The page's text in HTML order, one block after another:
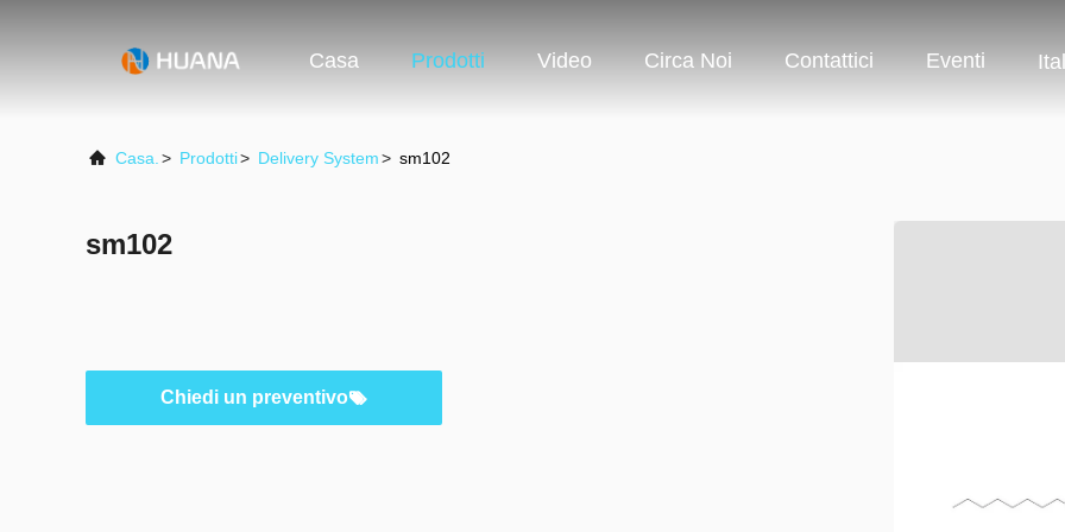
Casa Prodotti Video Circa Noi Contattici Eventi
Casa. > Prodotti> Delivery System> sm102
sm102
Chiedi un preventivo